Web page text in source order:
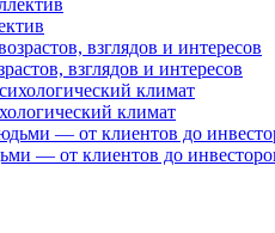
взглядов и интересов
климат
— от клиентов до